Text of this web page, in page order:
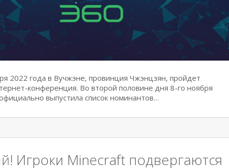
2022 года в Вучжэне, провинция Чжэнцзян, пройдет
конференция. Во второй половине дня 8-го ноября
выпустила список номинантов…
Игроки Minecraft подвергаются